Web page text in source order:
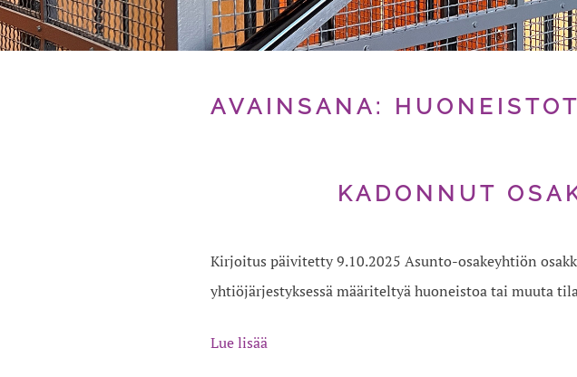
AVAINSANA:
KADONNUT
Kirjoitus päivitetty 9.10.2025 Asunto-osakeyhtiön
yhtiöjärjestyksessä määriteltyä huoneistoa tai muuta
Lue lisää